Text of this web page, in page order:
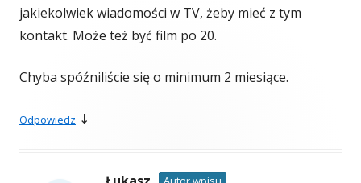
jakiekolwiek wiadomości w TV, żeby mieć z tym
kontakt. Może też być film po 20.
Chyba spóźniliście się o minimum 2 miesiące.
Odpowiedz ↓